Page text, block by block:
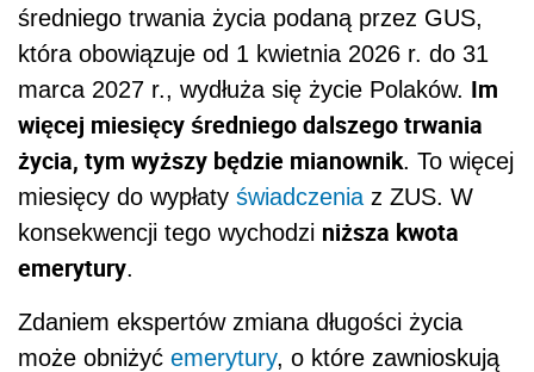
średniego trwania życia podaną przez GUS,
która obowiązuje od 1 kwietnia 2026 r. do 31
marca 2027 r., wydłuża się życie Polaków. Im
więcej miesięcy średniego dalszego trwania
życia, tym wyższy będzie mianownik. To więcej
miesięcy do wypłaty świadczenia z ZUS. W
konsekwencji tego wychodzi niższa kwota
emerytury.
Zdaniem ekspertów zmiana długości życia
może obniżyć emerytury, o które zawnioskują